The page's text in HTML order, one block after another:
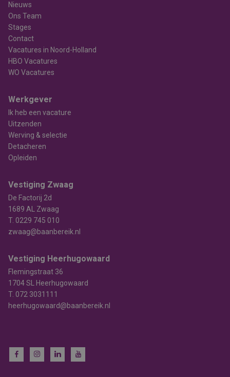
Nieuws
Ons Team
Stages
Contact
Vacatures in Noord-Holland
HBO Vacatures
WO Vacatures
Werkgever
Ik heb een vacature
Uitzenden
Werving & selectie
Detacheren
Opleiden
Vestiging Zwaag
De Factorij 2d
1689 AL Zwaag
T. 0229 745 010
zwaag@baanbereik.nl
Vestiging Heerhugowaard
Flemingstraat 36
1704 SL Heerhugowaard
T. 072 3031111
heerhugowaard@baanbereik.nl